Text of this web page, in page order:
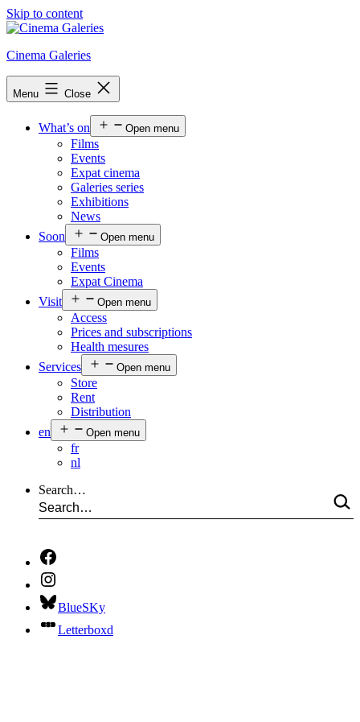
Skip to content
Cinema Galeries
Menu Close
What’s on Open menu
Films
Events
Expat cinema
Galeries series
Exhibitions
News
Soon
Open menu
Films
Events
Expat Cinema
Visit
Open menu
Access
Prices and subscriptions
Health mesures
Services
Open menu
Store
Rent
Distribution
en
Open menu
fr
nl
Search…
BlueSKy
Letterboxd